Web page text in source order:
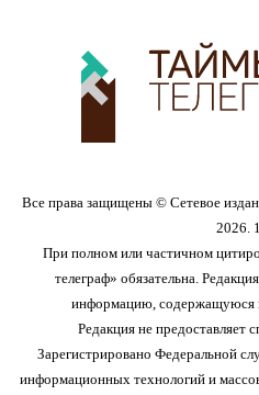
Все права защищены © Сетевое
2026.
При полном или частичном
телеграф» обязательна.
информацию, содержащуюся
Редакция не
Зарегистрировано Федеральной
информационных технологий и